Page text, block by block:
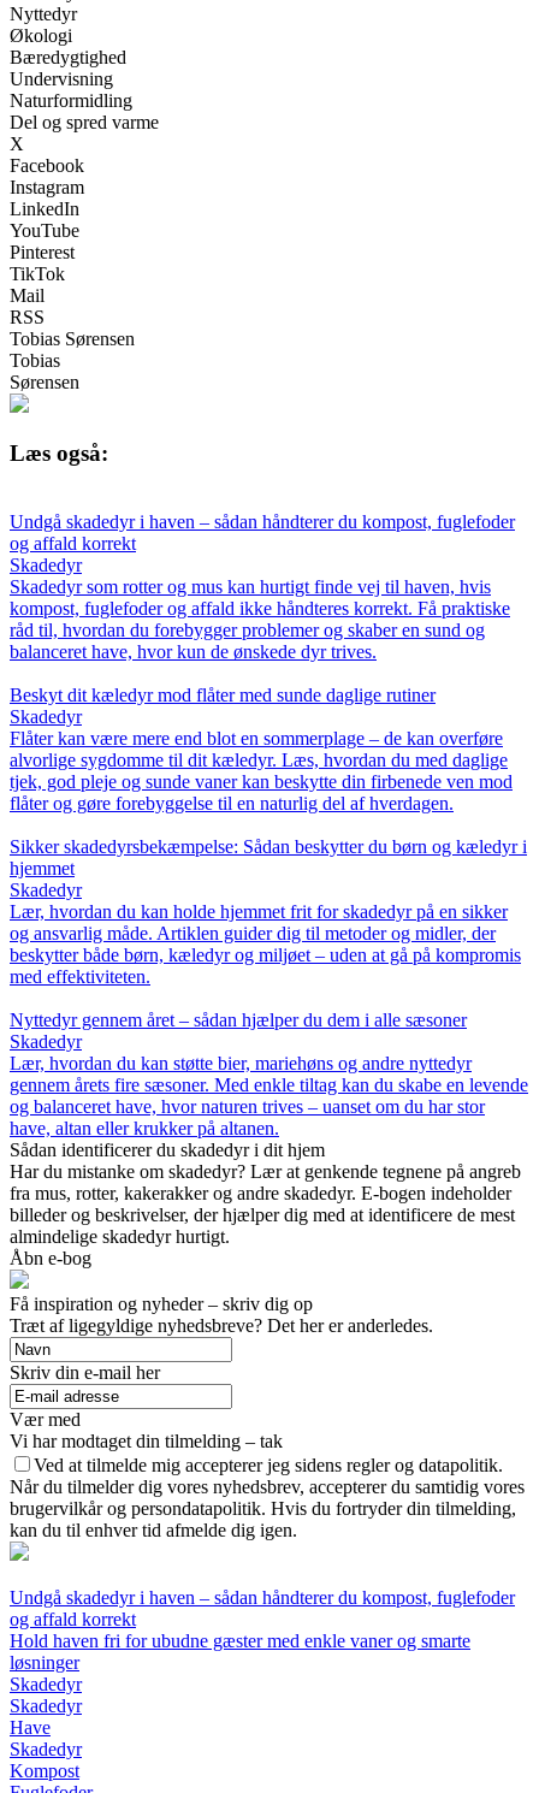
Nyttedyr
Økologi
Bæredygtighed
Undervisning
Naturformidling
Del og spred varme
X
Facebook
Instagram
LinkedIn
YouTube
Pinterest
TikTok
Mail
RSS
Tobias Sørensen
Tobias
Sørensen
Læs også:
Undgå skadedyr i haven – sådan håndterer du kompost, fuglefoder
og affald korrekt
Skadedyr
Skadedyr som rotter og mus kan hurtigt finde vej til haven, hvis
kompost, fuglefoder og affald ikke håndteres korrekt. Få praktiske
råd til, hvordan du forebygger problemer og skaber en sund og
balanceret have, hvor kun de ønskede dyr trives.
Beskyt dit kæledyr mod flåter med sunde daglige rutiner
Skadedyr
Flåter kan være mere end blot en sommerplage – de kan overføre
alvorlige sygdomme til dit kæledyr. Læs, hvordan du med daglige
tjek, god pleje og sunde vaner kan beskytte din firbenede ven mod
flåter og gøre forebyggelse til en naturlig del af hverdagen.
Sikker skadedyrsbekæmpelse: Sådan beskytter du børn og kæledyr i
hjemmet
Skadedyr
Lær, hvordan du kan holde hjemmet frit for skadedyr på en sikker
og ansvarlig måde. Artiklen guider dig til metoder og midler, der
beskytter både børn, kæledyr og miljøet – uden at gå på kompromis
med effektiviteten.
Nyttedyr gennem året – sådan hjælper du dem i alle sæsoner
Skadedyr
Lær, hvordan du kan støtte bier, mariehøns og andre nyttedyr
gennem årets fire sæsoner. Med enkle tiltag kan du skabe en levende
og balanceret have, hvor naturen trives – uanset om du har stor
have, altan eller krukker på altanen.
Sådan identificerer du skadedyr i dit hjem
Har du mistanke om skadedyr? Lær at genkende tegnene på angreb
fra mus, rotter, kakerakker og andre skadedyr. E-bogen indeholder
billeder og beskrivelser, der hjælper dig med at identificere de mest
almindelige skadedyr hurtigt.
Åbn e-bog
Få inspiration og nyheder – skriv dig op
Træt af ligegyldige nyhedsbreve? Det her er anderledes.
Skriv din e-mail her
Vær med
Vi har modtaget din tilmelding – tak
Ved at tilmelde mig accepterer jeg sidens regler og datapolitik.
Når du tilmelder dig vores nyhedsbrev, accepterer du samtidig vores
brugervilkår og persondatapolitik. Hvis du fortryder din tilmelding,
kan du til enhver tid afmelde dig igen.
Undgå skadedyr i haven – sådan håndterer du kompost, fuglefoder
og affald korrekt
Hold haven fri for ubudne gæster med enkle vaner og smarte
løsninger
Skadedyr
Skadedyr
Have
Skadedyr
Kompost